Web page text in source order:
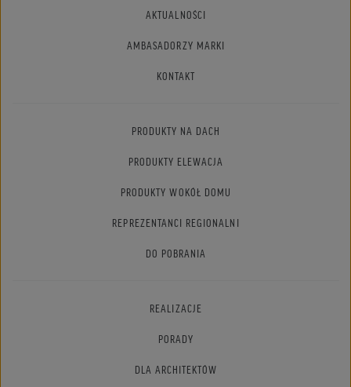
AKTUALNOŚCI
AMBASADORZY MARKI
KONTAKT
PRODUKTY NA DACH
PRODUKTY ELEWACJA
PRODUKTY WOKÓŁ DOMU
REPREZENTANCI REGIONALNI
DO POBRANIA
REALIZACJE
PORADY
DLA ARCHITEKTÓW